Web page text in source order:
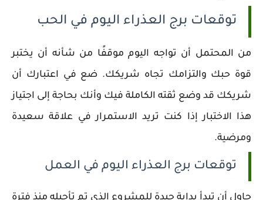
توقعات برج العذراء اليوم في الحب
من المحتمل أن تواجه اليوم موقفًا من شأنه أن يختبر
قوة حبك والتزامك تجاه شريكك. ضع في اعتبارك أن
شريكك قد وضع ثقته الكاملة فيك وأنك بحاجة إلى اجتياز
هذا الاختبار إذا كنت تريد الاستمرار في علاقة سعيدة
ومرضية.
توقعات برج العذراء اليوم في العمل
حاول أن تبدأ بداية جيدة للمشروع الذي تم تأجيله منذ فترة